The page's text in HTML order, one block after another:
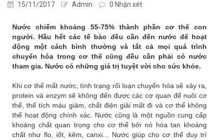
15/11/2017 Admin 0 Nhận xét
Nước chiếm khoảng 55-75% thành phần cơ thể con
người. Hầu hết các tế bào đều cần đến nước để hoạt
động một cách bình thường và tất cả mọi quá trình
chuyển hóa trong cơ thể cũng đều cần phải có nước
tham gia. Nước có những giá trị tuyệt vời cho sức khỏe.
Khi cơ thể mất nước, tình trạng rối loạn chuyển hóa sẽ xảy ra,
protein và enzym sẽ không đến được các cơ quan để nuôi cơ
thể, thể tích máu giảm, chất điện giải mất đi và cơ thể không
thể hoạt động chính xác. Nước cũng là một nguồn cung cấp
khoáng chất quan trọng cho cơ thể bởi nó hòa tan khoáng
chất như flo, iốt, kẽm, canxi... Nước giúp cho cơ thể duy trì